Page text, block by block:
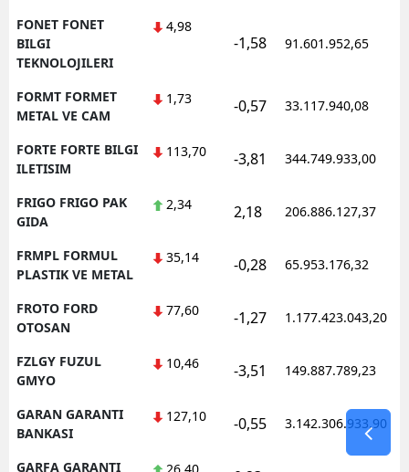
FONET FONET
BILGI
TEKNOLOJILERI
4,98
-1,58 91.601.952,65
FORMT FORMET
METAL VE CAM
1,73 -0,57 33.117.940,08
FORTE FORTE BILGI
ILETISIM
113,70 -3,81 344.749.933,00
FRIGO FRIGO PAK
GIDA
2,34 2,18 206.886.127,37
FRMPL FORMUL
PLASTIK VE METAL
35,14 -0,28 65.953.176,32
FROTO FORD
OTOSAN
77,60 -1,27 1.177.423.043,20
FZLGY FUZUL
GMYO
10,46 -3,51 149.887.789,23
GARAN GARANTI
BANKASI
127,10 -0,55 3.142.306.933,90
GARFA GARANTI